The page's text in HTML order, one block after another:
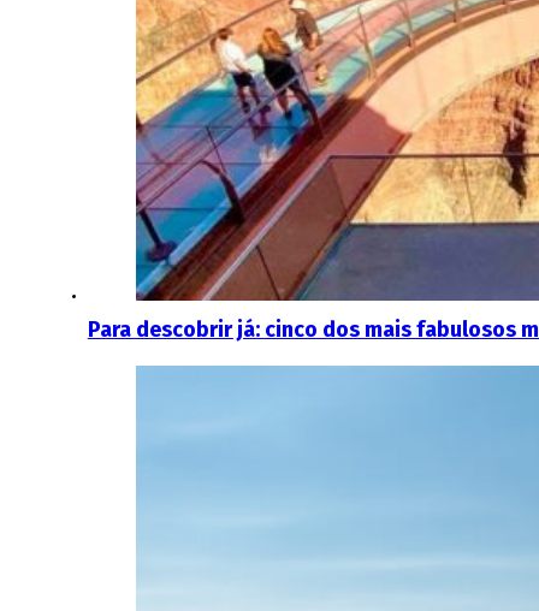
Para descobrir já: cinco dos mais fabulosos